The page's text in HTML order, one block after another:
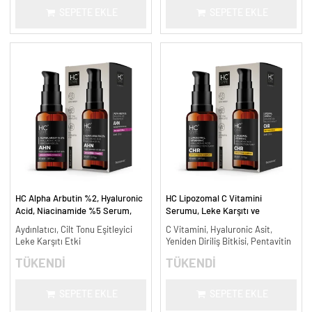
HC Alpha Arbutin %2, Hyaluronic
Acid, Niacinamide %5 Serum,
ml.
Aydınlatıcı, Cilt Tonu Eşitleyici
Leke Karşıtı Etki
TÜKENDİ
HC Lipozomal C Vitamini
Serumu, Leke Karşıtı ve
C Vitamini, Hyaluronic Asit,
Yeniden Diriliş Bitkisi, Pentavitin
TÜKENDİ